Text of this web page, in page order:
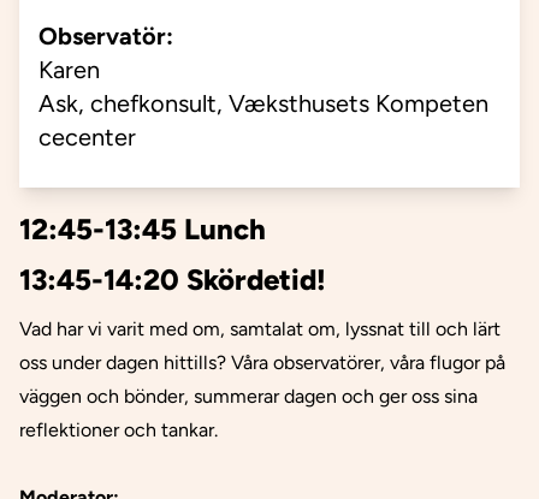
Observatör:
Karen
Ask, chefkonsult, Væksthusets Kompeten
cecenter
12:45-13:45 Lunch
13:45-14:20 Skördetid!
Vad har vi varit med om, samtalat om, lyssnat till och lärt
oss under dagen hittills? Våra observatörer, våra flugor på
väggen och bönder, summerar dagen och ger oss sina
reflektioner och tankar.